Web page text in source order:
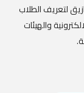
لتعريف الطلاب
والهيئات